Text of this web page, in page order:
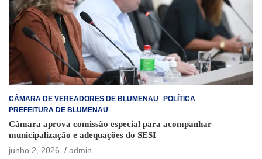
CÂMARA DE VEREADORES DE BLUMENAU
POLÍTICA
PREFEITURA DE BLUMENAU
Câmara aprova comissão especial para acompanhar
municipalização e adequações do SESI
junho 2, 2026
admin